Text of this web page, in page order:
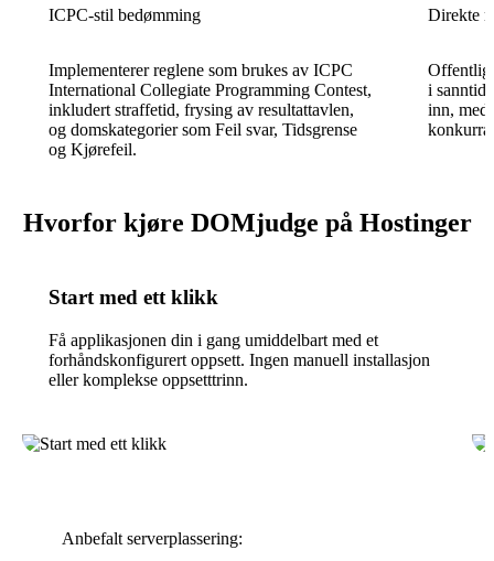
ICPC-stil bedømming
Implementerer reglene som brukes av ICPC
International Collegiate Programming Contest,
inkludert straffetid, frysing av resultattavlen,
og domskategorier som Feil svar, Tidsgrense
og Kjørefeil.
Direkte
i sanntid
inn, med
Hvorfor kjøre DOMjudge på Hostinger
Start med ett klikk
Få applikasjonen din i gang umiddelbart med et
forhåndskonfigurert oppsett. Ingen manuell installasjon
eller komplekse oppsetttrinn.
Anbefalt serverplassering: